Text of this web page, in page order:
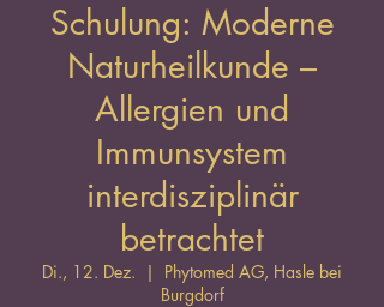
Schulung: Moderne
Naturheilkunde –
Allergien und
Immunsystem
interdisziplinär
betrachtet
Di., 12. Dez.
  |
Phytomed AG, Hasle bei
Burgdorf